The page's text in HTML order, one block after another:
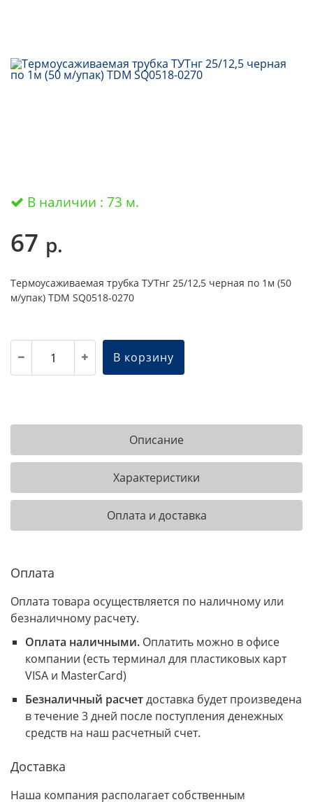
В наличии : 73 м.
67 р.
Термоусаживаемая трубка ТУТнг 25/12,5 черная по 1м (50
м/упак) TDM SQ0518-0270
В корзину
Описание
Характеристики
Оплата и доставка
Оплата
Оплата товара осуществляется по наличному или
безналичному расчету.
Оплата наличными. Оплатить можно в офисе
компании (есть терминал для пластиковых карт
VISA и MasterCard)
Безналичный расчетдоставка будет произведена
в течение 3 дней после поступления денежных
средств на наш расчетный счет.
Доставка
Наша компания располагает собственным